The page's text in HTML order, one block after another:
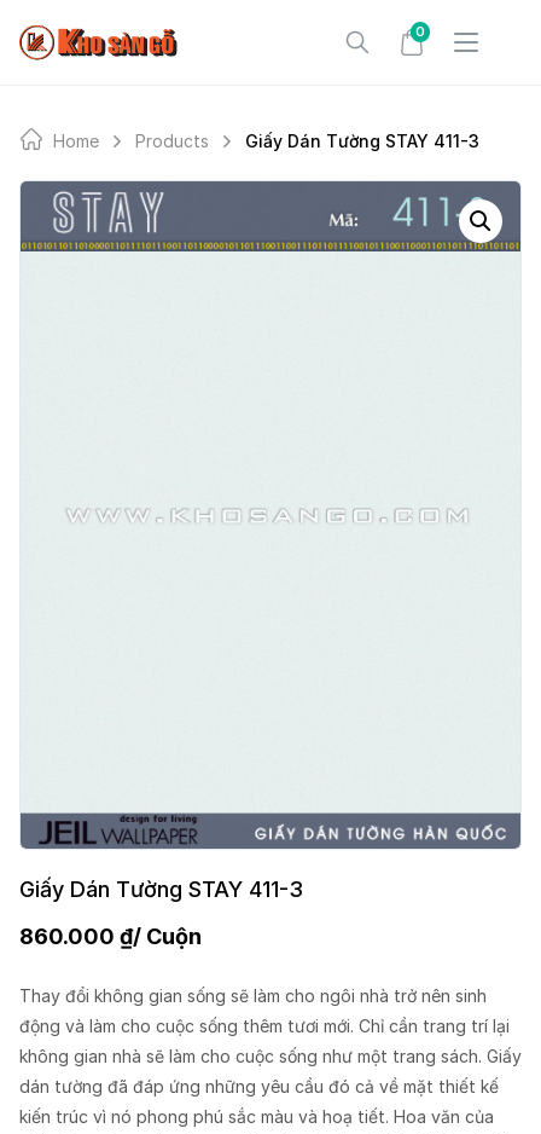
0
Home Products Giấy Dán Tường STAY 411-3
Giấy Dán Tường STAY 411-3
860.000 ₫/ Cuộn
Thay đổi không gian sống sẽ làm cho ngôi nhà trở nên sinh
động và làm cho cuộc sống thêm tươi mới. Chỉ cần trang trí lại
không gian nhà sẽ làm cho cuộc sống như một trang sách. Giấy
dán tường đã đáp ứng những yêu cầu đó cả về mặt thiết kế
kiến trúc vì nó phong phú sắc màu và hoạ tiết. Hoa văn của